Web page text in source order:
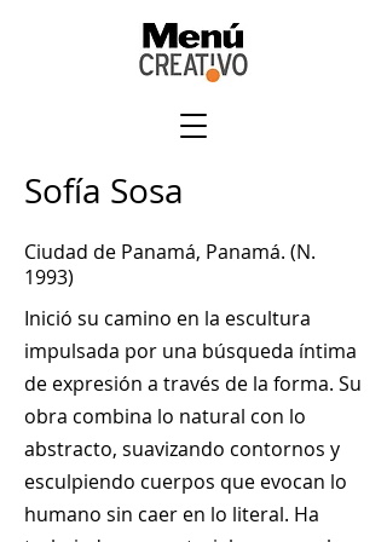
Sofía Sosa
Ciudad de Panamá, Panamá. (N.
1993)
Inició su camino en la escultura
impulsada por una búsqueda íntima
de expresión a través de la forma. Su
obra combina lo natural con lo
abstracto, suavizando contornos y
esculpiendo cuerpos que evocan lo
humano sin caer en lo literal. Ha